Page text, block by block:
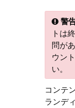
警
トは
問が
ウン
い。
コンテ
ランデ